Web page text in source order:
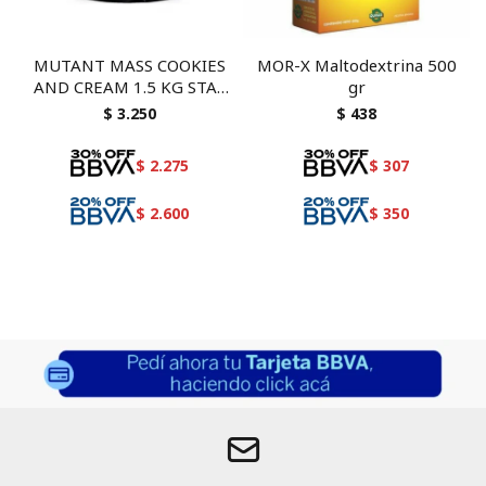
MUTANT MASS COOKIES
AND CREAM 1.5 KG STAR
NUTRITION
$ 3.250
$ 2.275
$ 2.600
MOR-X Maltodextrina 500
gr
$ 438
$ 307
$ 350